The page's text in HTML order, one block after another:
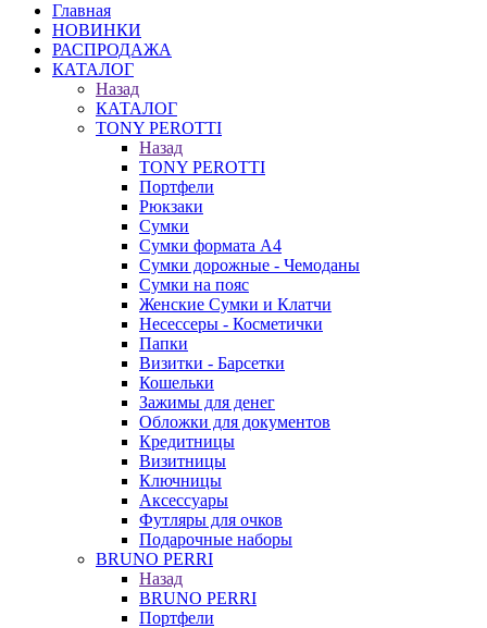
Главная
НОВИНКИ
РАСПРОДАЖА
КАТАЛОГ
Назад
КАТАЛОГ
TONY PEROTTI
Назад
TONY PEROTTI
Портфели
Рюкзаки
Сумки
Сумки формата А4
Сумки дорожные - Чемоданы
Сумки на пояс
Женские Сумки и Клатчи
Несессеры - Косметички
Папки
Визитки - Барсетки
Кошельки
Зажимы для денег
Обложки для документов
Кредитницы
Визитницы
Ключницы
Аксессуары
Футляры для очков
Подарочные наборы
BRUNO PERRI
Назад
BRUNO PERRI
Портфели